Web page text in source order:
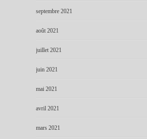
septembre 2021
août 2021
juillet 2021
juin 2021
mai 2021
avril 2021
mars 2021